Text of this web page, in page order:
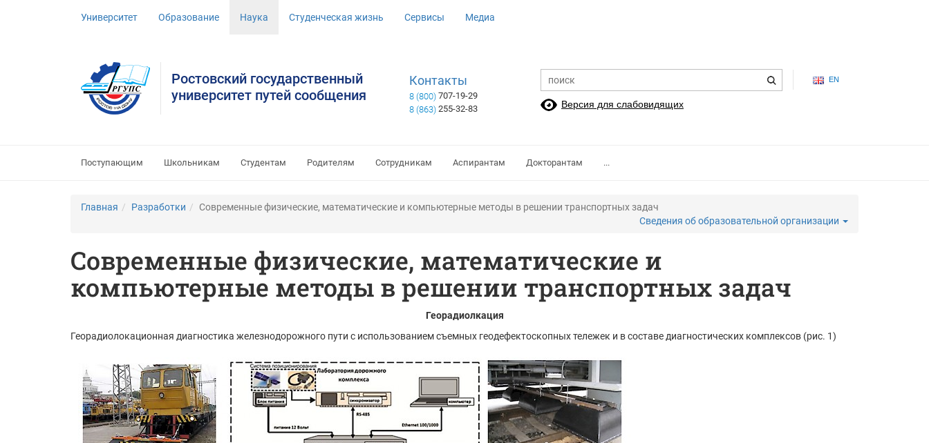
Университет Образование Наука Студенческая жизнь Сервисы Медиа
EN
Ростовский государственный
университет путей сообщения
Контакты
8 (800) 707-19-29
8 (863) 255-32-83 Версия для слабовидящих
Поступающим Школьникам Студентам Родителям Сотрудникам Аспирантам Докторантам ...
Главная Разработки
Современные физические, математические и компьютерные методы в решении транспортных задач
Сведения об образовательной организации
Современные физические, математические и
компьютерные методы в решении транспортных задач
Георадиолкация
Георадиолокационная диагностика железнодорожного пути с использованием съемных геодефектоскопных тележек и в составе диагностических комплексов (рис. 1)